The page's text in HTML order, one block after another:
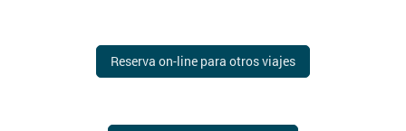
Reserva on-line para otros viajes